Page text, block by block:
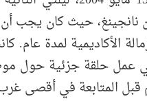
نانجينغ، حيث كان يجب
الأكاديمية لمدة عام.
عمل حلقة جزئية حول
المتابعة في أقصى